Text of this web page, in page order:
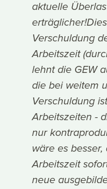
aktuelle
Verschuldung
Arbeitszeit
lehnt die GEW
die bei weitem
Verschuldung
Arbeitszeiten -
nur
wäre es
Arbeitszeit
neue